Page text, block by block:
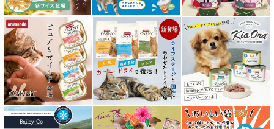
おやつ全アイテム
素材そのまま
アイファクトリーおやつ
アタスキャット Aatas Cat